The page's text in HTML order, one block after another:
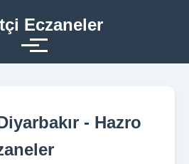
Eczaneler
- Hazro